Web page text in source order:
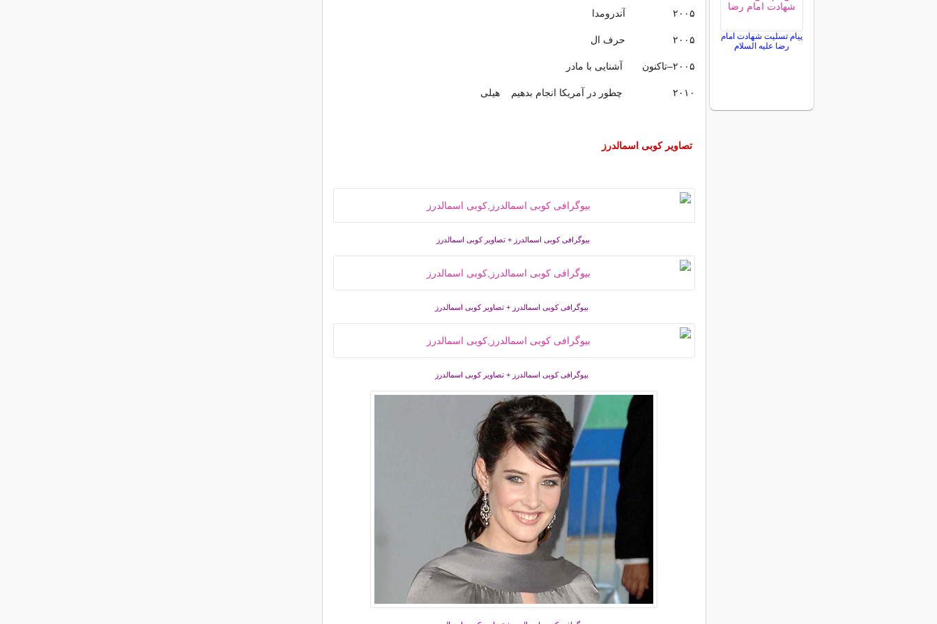
۲۰۰۵ آندرومدا
۲۰۰۵ حرف ال
۲۰۰۵–تاکنون آشنایی با مادر
۲۰۱۰ چطور در آمریکا انجام بدهیم هیلی
تصاویر کوبی اسمالدرز
بیوگرافی کوبی اسمالدرز + تصاویر کوبی اسمالدرز
بیوگرافی کوبی اسمالدرز + تصاویر کوبی اسمالدرز
بیوگرافی کوبی اسمالدرز + تصاویر کوبی اسمالدرز
پیام تسلیت شهادت امام
رضا علیه السلام